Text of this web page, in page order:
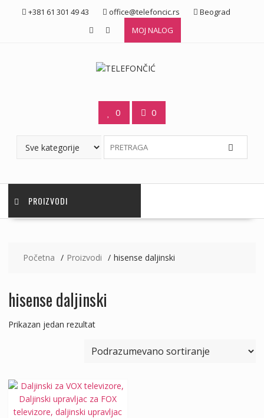
+381 61 301 49 43 office@telefoncic.rs
Beograd
MOJ NALOG
0 0
PROIZVODI
Početna Proizvodi hisense daljinski
hisense daljinski
Prikazan jedan rezultat